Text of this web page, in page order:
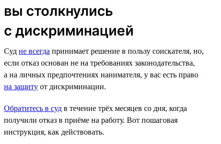
вы столкнулись
с дискриминацией
Суд не всегда принимает решение в пользу соискателя, но,
если отказ основан не на требованиях законодательства,
а на личных предпочтениях нанимателя, у вас есть право
на защиту от дискриминации.
Обратитесь в суд в течение трёх месяцев со дня, когда
получили отказ в приёме на работу. Вот пошаговая
инструкция, как действовать.